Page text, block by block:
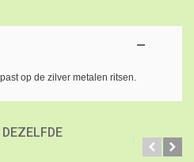
op de zilver metalen ritsen.